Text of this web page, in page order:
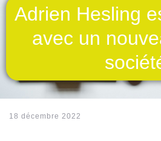
Adrien Hesling
avec un
18 décembre 2022